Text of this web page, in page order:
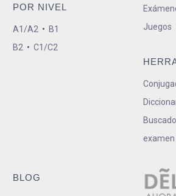
POR NIVEL
A1/A2 • B1
B2 • C1/C2
Juegos
examen
BLOG